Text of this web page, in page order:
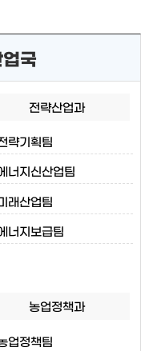
국
전략산업과
략기획팀
너지신산업팀
래산업팀
너지보급팀
농업정책과
업정책팀